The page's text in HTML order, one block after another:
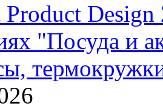
Design
"Посуда и